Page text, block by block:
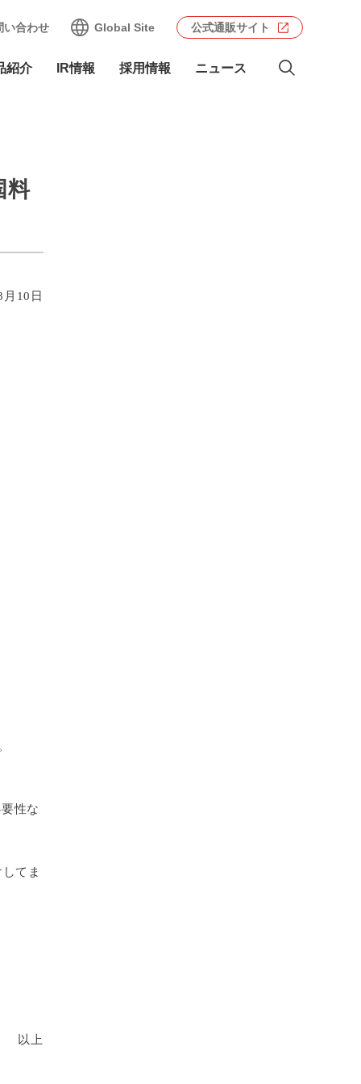
紹介 IR情報 採用情報 ニュース
い合わせ Global Site 公式通販サイト
料
10日
性な
てま
以上